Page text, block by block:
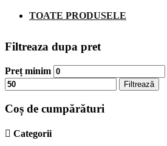
TOATE PRODUSELE
Filtreaza dupa pret
Preț minim
Filtrează
Coș de cumpărături